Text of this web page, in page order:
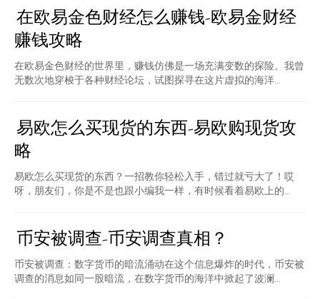
在欧易金色财经怎么赚钱-欧易金财经
赚钱攻略
在欧易金色财经的世界里，赚钱仿佛是一场充满变数的探险。我曾
无数次地穿梭于各种财经论坛，试图探寻在这片虚拟的海洋...
易欧怎么买现货的东西-易欧购现货攻
略
易欧怎么买现货的东西？一招教你轻松入手，错过就亏大了！哎
呀，朋友们，你是不是也跟小编我一样，有时候看着易欧上的...
币安被调查-币安调查真相？
币安被调查：数字货币的暗流涌动在这个信息爆炸的时代，币安被
调查的消息如同一股暗流，在数字货币的海洋中掀起了波澜...